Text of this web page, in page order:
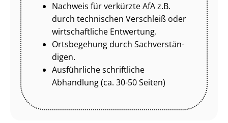
Nachweis für verkürzte AfA z.B.
durch technischen Verschleiß oder
wirtschaftliche Entwertung.
Ortsbegehung durch Sach­ver­stän­
di­gen.
Ausführliche schriftliche
Abhandlung (ca. 30-50 Seiten)